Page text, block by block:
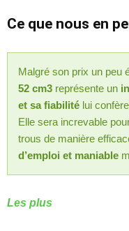
Ce que nous en
Malgré son prix un peu
52 cm3 représente un
et sa fiabilité lui
Elle sera increvable
trous de manière
d’emploi et maniable
Les plus